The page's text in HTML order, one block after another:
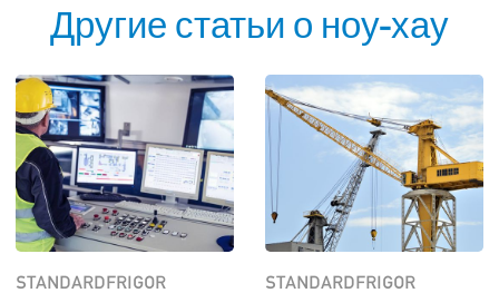
Другие статьи о ноу-хау
STANDARDFRIGOR STANDARDFRIGOR